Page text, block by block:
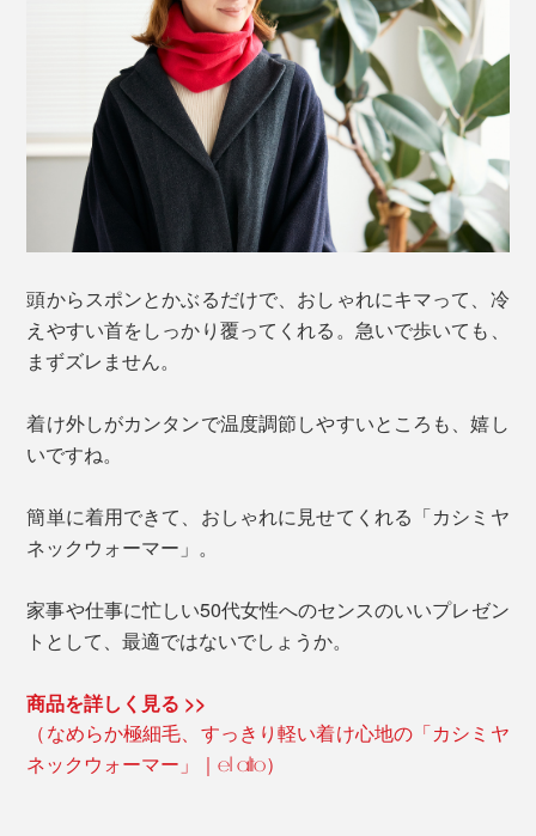
頭からスポンとかぶるだけで、おしゃれにキマって、冷
えやすい首をしっかり覆ってくれる。急いで歩いても、
まずズレません。
着け外しがカンタンで温度調節しやすいところも、嬉し
いですね。
簡単に着用できて、おしゃれに見せてくれる「カシミヤ
ネックウォーマー」。
家事や仕事に忙しい50代女性へのセンスのいいプレゼン
トとして、最適ではないでしょうか。
商品を詳しく見る >>
（なめらか極細毛、すっきり軽い着け心地の「カシミヤ
ネックウォーマー」｜el alto）